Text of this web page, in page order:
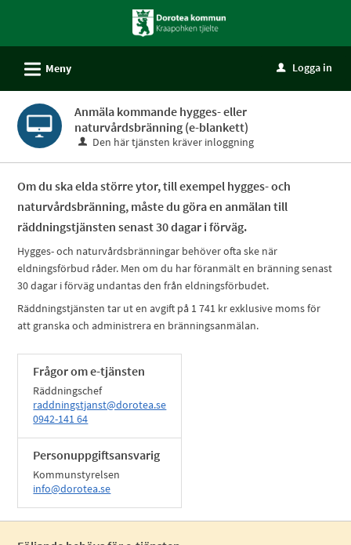
Dorotea
kommun
L Meny u Logga in
Anmäla kommande hygges- eller
naturvårdsbränning (e-blankett)
Den här tjänsten kräver inloggning
Om du ska elda större ytor, till exempel hygges- och
naturvårdsbränning, måste du göra en anmälan till
räddningstjänsten senast 30 dagar i förväg.
Hygges- och naturvårdsbränningar behöver ofta ske när
eldningsförbud råder. Men om du har föranmält en bränning senast
30 dagar i förväg undantas den från eldningsförbudet.
Räddningstjänsten tar ut en avgift på 1 741 kr exklusive moms för
att granska och administrera en bränningsanmälan.
Frågor om e-tjänsten
Räddningschef
raddningstjanst@dorotea.se
0942-141 64
Personuppgiftsansvarig
Kommunstyrelsen
info@dorotea.se